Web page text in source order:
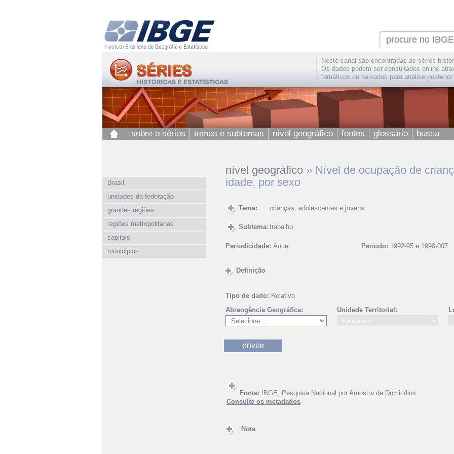
Neste canal são encontradas as séries
Os dados podem ser consultados online
temáticos ou baixados para análise posterior.
sobre o séries temas e subtemas nível geográfico fontes glossário busca
Brasil
unidades da federação
grandes regiões
regiões metropolitanas
capitais
municipios
nível geográfico » Nível de ocupação de
idade, por sexo
Tema: crianças, adolescentes e jovens
Subtema: trabalho
Periodicidade: Anual Período: 1992-95 e 1998-007
Definição
Tipo de dado: Relativo
Abrangência Geográfica:
Unidade Territorial:
Fonte:
IBGE, Pesquisa Nacional por Amostra de Domicílios.
Consulte os metadados
Nota